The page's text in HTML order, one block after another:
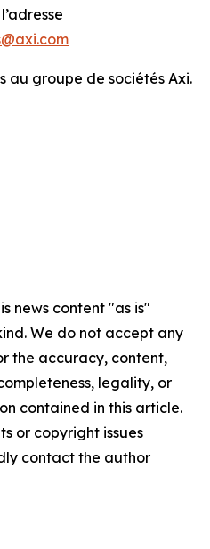
au groupe de sociétés Axi.
news content "as is"
We do not accept any
the accuracy, content,
legality, or
contained in this article.
or copyright issues
contact the author